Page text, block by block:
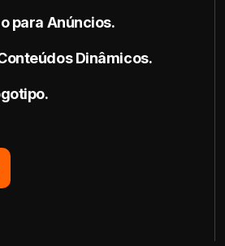
para Anúncios.
Dinâmicos.